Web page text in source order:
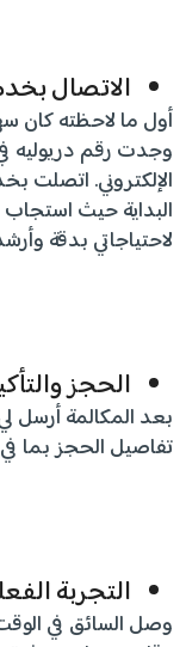
الاتصال
أول ما لاحظته كان
وجدت رقم دريوليه
الإلكتروني. اتصلت
البداية حيث
لاحتياجاتي بدقة
الحجز
بعد المكالمة أرسل
تفاصيل الحجز بما
التجربة
وصل السائق في